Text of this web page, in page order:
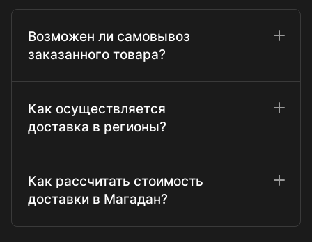
Возможен ли самовывоз
заказанного товара?
Как осуществляется
доставка в регионы?
Как рассчитать стоимость
доставки в Магадан?